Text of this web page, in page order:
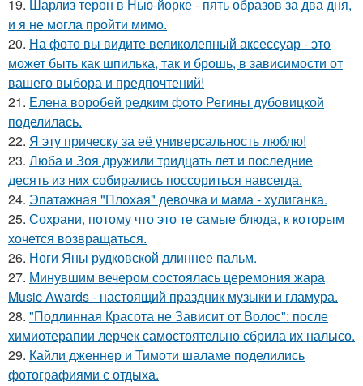
19. Шарлиз терон в Нью-йорке - пять образов за два дня,
и я не могла пройти мимо.
20. На фото вы видите великолепный аксессуар - это
может быть как шпилька, так и брошь, в зависимости от
вашего выбора и предпочтений!
21. Елена воробей редким фото Регины дубовицкой
поделилась.
22. Я эту прическу за её универсальность люблю!
23. Люба и Зоя дружили тридцать лет и последние
десять из них собирались поссориться навсегда.
24. Эпатажная "Плохая" девочка и мама - хулиганка.
25. Сохрани, потому что это те самые блюда, к которым
хочется возвращаться.
26. Ноги Яны рудковской длиннее пальм.
27. Минувшим вечером состоялась церемония жара
Music Awards - настоящий праздник музыки и гламура.
28. "Подлинная Красота не Зависит от Волос": после
химиотерапии лерчек самостоятельно сбрила их налысо.
29. Кайли дженнер и Тимоти шаламе поделились
фотографиями с отдыха.